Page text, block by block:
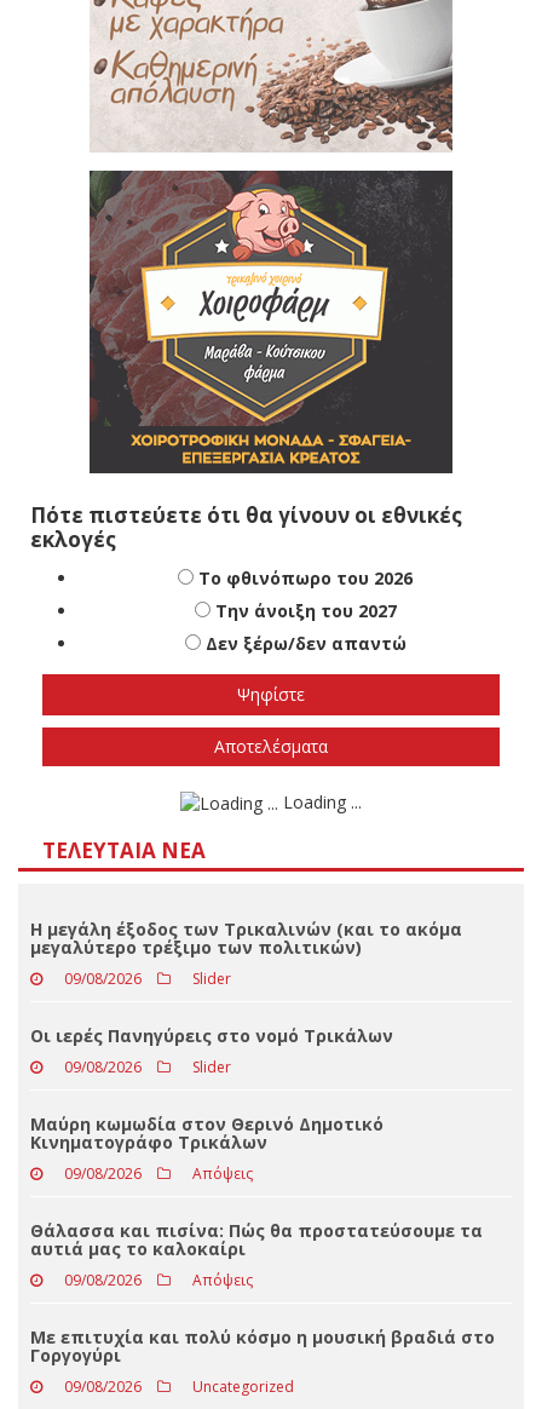
Πότε πιστεύετε ότι θα γίνουν οι εθνικές
εκλογές
Το φθινόπωρο του 2026
Την άνοιξη του 2027
Δεν ξέρω/δεν απαντώ
ΤΕΛΕΥΤΑΊΑ ΝΈΑ
Η μεγάλη έξοδος των Τρικαλινών (και το ακόμα
μεγαλύτερο τρέξιμο των πολιτικών)
Οι ιερές Πανηγύρεις στο νομό Τρικάλων
09/08/2026 Slider
Μαύρη κωμωδία στον Θερινό Δημοτικό
Κινηματογράφο Τρικάλων
09/08/2026 Απόψεις
Θάλασσα και πισίνα: Πώς θα προστατεύσουμε τα
αυτιά μας το καλοκαίρι
09/08/2026 Απόψεις